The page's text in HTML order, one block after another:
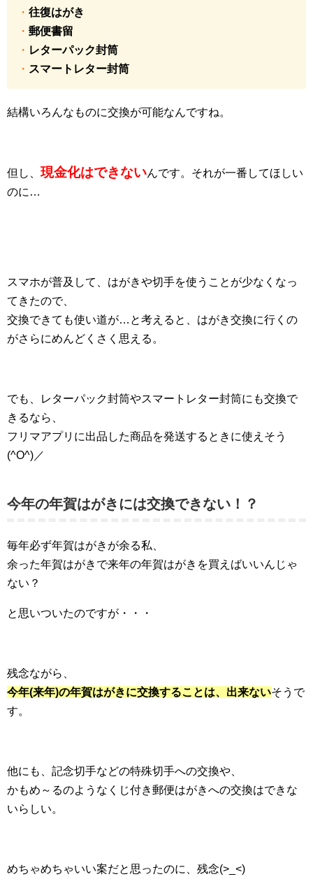
・ 往復はがき
・ 郵便書留
・ レターパック封筒
・ スマートレター封筒
結構いろんなものに交換が可能なんですね。
但し、 現金化はできないんです。それが一番してほしい
のに…
スマホが普及して、はがきや切手を使うことが少なくなっ
てきたので、
交換できても使い道が…と考えると、はがき交換に行くの
がさらにめんどくさく思える。
でも、レターパック封筒やスマートレター封筒にも交換で
きるなら、
フリマアプリに出品した商品を発送するときに使えそう
(^O^)／
今年の年賀はがきには交換できない！？
毎年必ず年賀はがきが余る私、
余った年賀はがきで来年の年賀はがきを買えばいいんじゃ
ない？
と思いついたのですが・・・
残念ながら、
今年(来年)の年賀はがきに交換することは、出来ないそうで
す。
他にも、記念切手などの特殊切手への交換や、
かもめ～るのようなくじ付き郵便はがきへの交換はできな
いらしい。
めちゃめちゃいい案だと思ったのに、残念(>_<)